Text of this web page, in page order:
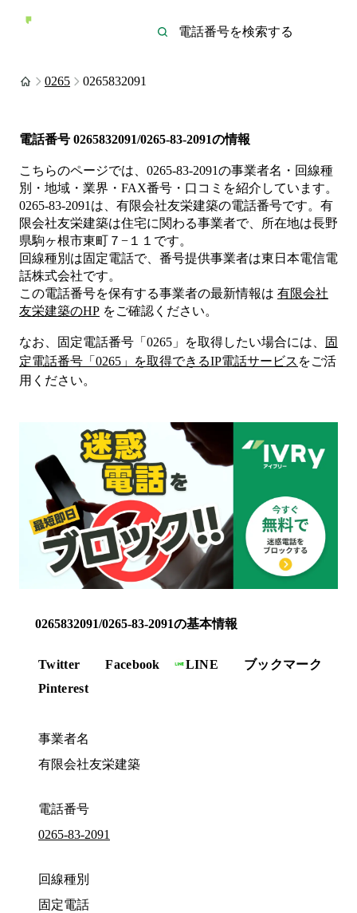
0265 0265832091
電話番号 0265832091/0265-83-2091の情報
こちらのページでは、 0265-83-2091の事業者名・回線種
別・地域・業界・FAX番号・口コミを紹介しています。
0265-83-2091 は、 有限会社友栄建築の電話番号です。 有
限会社友栄建築は住宅に関わる事業者で、所在地は長野
県駒ヶ根市東町７−１１ です。
回線種別は固定電話で、番号提供事業者は東日本電信電
話株式会社です。
この電話番号を保有する事業者の最新情報は 有限会社
友栄建築のHP をご確認ください。
なお、固定電話番号「 0265 」を取得したい場合には、
固
定電話番号「 0265 」を取得できるIP電話サービス をご活
用ください。
0265832091/0265-83-2091の基本情報
Twitter Facebook LINE
ブックマーク
Pinterest
事業者名
有限会社友栄建築
電話番号
0265-83-2091
回線種別
固定電話